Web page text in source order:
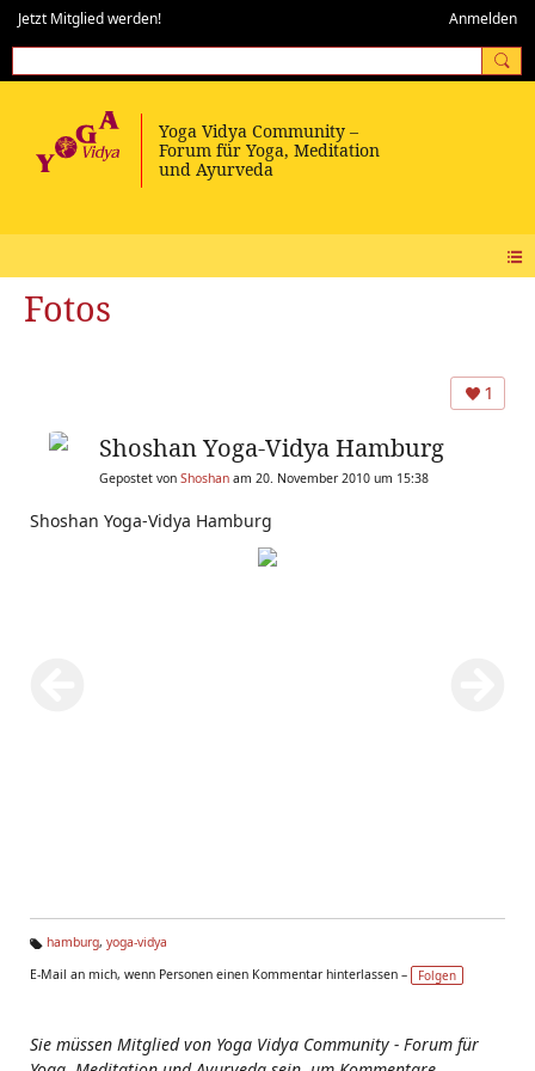
Jetzt Mitglied werden! Anmelden
Fotos
1
Shoshan Yoga-Vidya Hamburg
Gepostet von Shoshan am 20. November 2010 um 15:38
Shoshan Yoga-Vidya Hamburg
g
hamburg, yoga-vidya
E-Mail an mich, wenn Personen einen Kommentar hinterlassen –
Folgen
Sie müssen Mitglied von Yoga Vidya Community - Forum für